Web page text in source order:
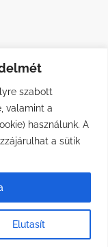
szabott
valamint a
használunk. A
a sütik
Elutasít